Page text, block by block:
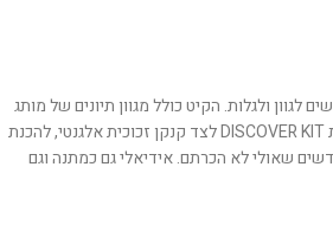
ולגלות. הקיט כולל מגוון תיונים של מותג
התה המפורסם KUSMI מסדרת DISCOVER KIT לצד קנקן זכוכית אלגנטי, להכנת
שאולי לא הכרתם. אידיאלי גם כמתנה וגם